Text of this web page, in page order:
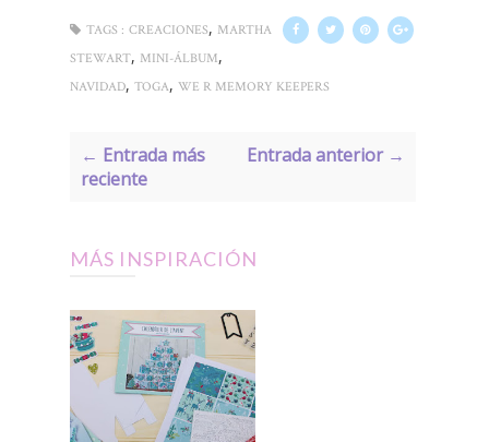
TAGS : CREACIONES, MARTHA
STEWART, MINI-ÁLBUM,
NAVIDAD, TOGA, WE R MEMORY KEEPERS
← Entrada más
reciente
Entrada anterior →
MÁS INSPIRACIÓN